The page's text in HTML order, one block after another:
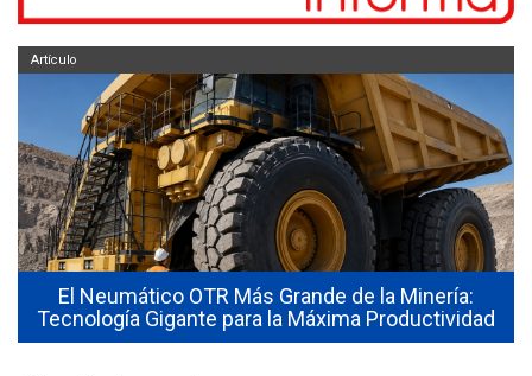
El Neumático OTR Más Grande de la Minería:
Tecnología Gigante para la Máxima Productividad
Artículo